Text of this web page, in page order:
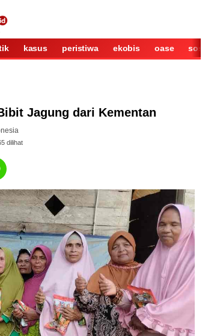
kasus peristiwa ekobis oase sosok
Jagung dari Kementan
dilihat